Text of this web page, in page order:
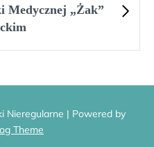
Medycznej „Żak”
Nieregularne | Powered by
Theme